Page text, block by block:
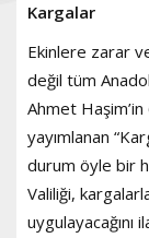
Kargalar
Ekinlere zarar
değil tüm
Ahmet
yayımlanan
durum öyle bir
Valiliği,